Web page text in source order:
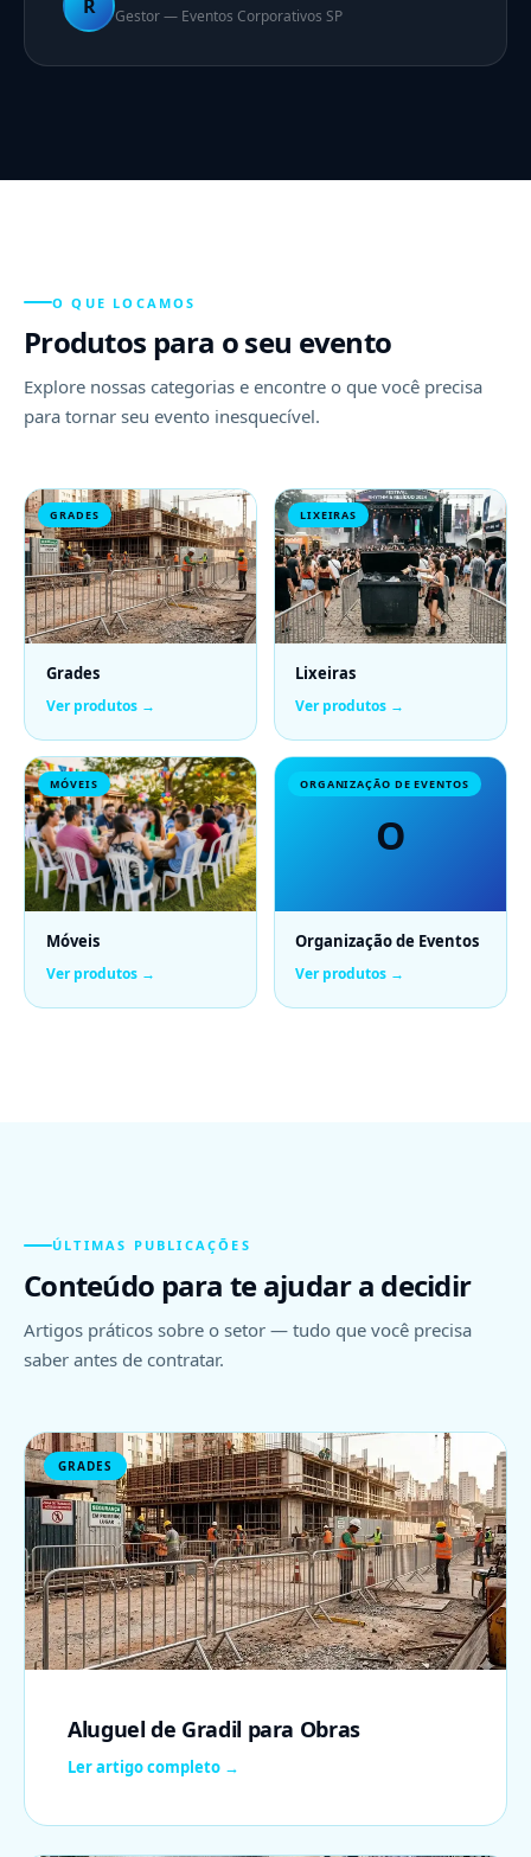
R Gestor — Eventos Corporativos SP
O QUE LOCAMOS
Produtos para o seu evento
Explore nossas categorias e encontre o que você precisa
para tornar seu evento inesquecível.
GRADES
Grades
Ver produtos →
LIXEIRAS
Lixeiras
Ver produtos →
MÓVEIS
Móveis
Ver produtos →
O
ORGANIZAÇÃO DE EVENTOS
Organização de Eventos
Ver produtos →
ÚLTIMAS PUBLICAÇÕES
Conteúdo para te ajudar a decidir
Artigos práticos sobre o setor — tudo que você precisa
saber antes de contratar.
GRADES
Aluguel de Gradil para Obras
Ler artigo completo →